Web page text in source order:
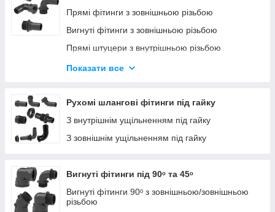
Купити в Україні
У нашому магазині широкий вибір патрубків, муфт, адаптерів,
Київській області та Україні, професійна консультація.
Замовляйте для сезону обробітку!
Прямі фітинги з зовнішньою різьбою
Вигнуті фітинги з зовнішньою різьбою
Прямі штуцери з внутрішньою різьбою
Вигнуті фітинги 90 з внутрішньою різьбою
Показати все
Рухомі шлангові фітинги під гайку
З внутрішнім ущільненням під гайку
З зовнішнім ущільненням під гайку
Вигнуті фітинги під 90ᵒ та 45ᵒ
Вигнуті фітинги 90ᵒ з зовнішньою/зовнішньою
різьбою